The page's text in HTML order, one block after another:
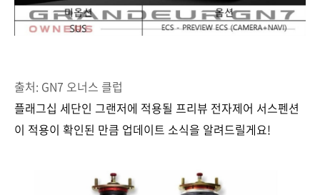
출처: GN7 오너스 클럽
플래그십 세단인 그랜저에 적용될 프리뷰 전자제어 서스펜션
이 적용이 확인된 만큼 업데이트 소식을 알려드릴게요!